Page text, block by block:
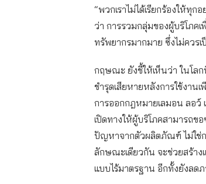
“พวกเราไม่ได้เรียกร้องให้ทุ
ว่า การรวมกลุ่มของผู้บริโภคเ
ทรัพยากรมากมาย ซึ่งไม่ควร
กฤษณะ ยังชี้ให้เห็นว่า ในโ
ชำรุดเสียหายหลังการใช้งาน
การออกกฎหมายเลมอน ลอว์
เปิดทางให้ผู้บริโภคสามารถข
ปัญหาจากตัวผลิตภัณฑ์ ไม่ใช่ก
ลักษณะเดียวกัน จะช่วยสร้าง
แบบไร้มาตรฐาน อีกทั้งยังลด